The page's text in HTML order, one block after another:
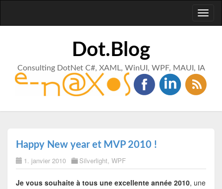
Dot.Blog
Consulting DotNet C#, XAML, WinUI, WPF, MAUI, IA
Happy New year et MVP 2010 !
1. janvier 2010 Silverlight, WPF
Je vous souhaite à tous une excellente année 2010, une